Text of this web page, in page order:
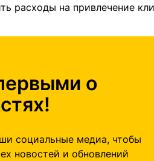
расходы на привлечение
о
социальные медиа, чтобы
новостей и обновлений